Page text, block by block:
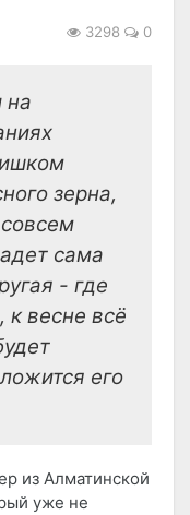
3298 0
на
зерна,
сама
- где
к весне всё
его
из Алматинской
уже не